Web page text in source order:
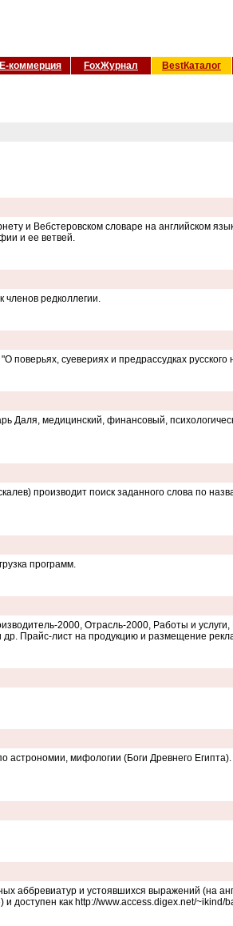
Е-коммерция FoxЖурнал BestКаталог
и Вебстеровском словаре на английском
и ее ветвей.
членов редколлегии.
поверьях, суевериях и предрассудках русского
Даля, медицинский, финансовый,
производит поиск заданного слова по
программ.
2000, Отрасль-2000, Работы и
Прайс-лист на продукцию и размещение
мифологии (Боги Древнего Египта).
аббревиатур и устоявшихся выражений (на
доступен как http://www.access.digex.net/~ikind/